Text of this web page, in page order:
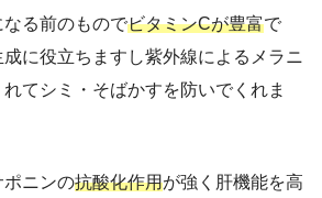
る前のものでビタミンCが豊富で
に役立ちますし紫外線によるメラニ
てシミ・そばかすを防いでくれま
ポニンの抗酸化作用が強く肝機能を高